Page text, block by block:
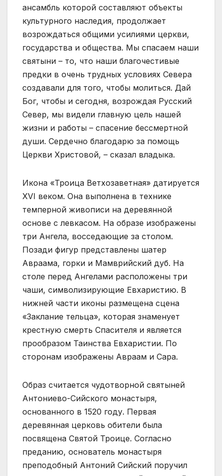
ансамбль которой составляют объекты
культурного наследия, продолжает
возрождаться общими усилиями церкви,
государства и общества. Мы спасаем наши
святыни – то, что наши благочестивые
предки в очень трудных условиях Севера
создавали для того, чтобы молиться. Дай
Бог, чтобы и сегодня, возрождая Русский
Север, мы видели главную цель нашей
жизни и работы – спасение бессмертной
души. Сердечно благодарю за помощь
Церкви Христовой, – сказал владыка.
Икона «Троица Ветхозаветная» датируется
XVI веком. Она выполнена в технике
темперной живописи на деревянной
основе с левкасом. На образе изображены
три Ангела, восседающие за столом.
Позади фигур представлены шатер
Авраама, горки и Мамврийский дуб. На
столе перед Ангелами расположены три
чаши, символизирующие Евхаристию. В
нижней части иконы размещена сцена
«Заклание тельца», которая знаменует
крестную смерть Спасителя и является
прообразом Таинства Евхаристии. По
сторонам изображены Авраам и Сара.
Образ считается чудотворной святыней
Антониево-Сийского монастыря,
основанного в 1520 году. Первая
деревянная церковь обители была
посвящена Святой Троице. Согласно
преданию, основатель монастыря
преподобный Антоний Сийский поручил